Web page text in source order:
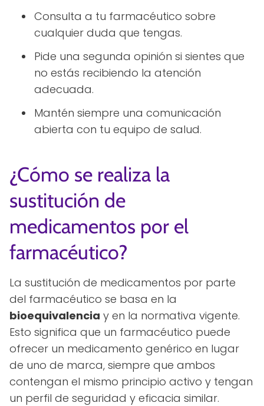
Consulta a tu farmacéutico sobre
cualquier duda que tengas.
Pide una segunda opinión si sientes que
no estás recibiendo la atención
adecuada.
Mantén siempre una comunicación
abierta con tu equipo de salud.
¿Cómo se realiza la
sustitución de
medicamentos por el
farmacéutico?
La sustitución de medicamentos por parte
del farmacéutico se basa en la
bioequivalencia y en la normativa vigente.
Esto significa que un farmacéutico puede
ofrecer un medicamento genérico en lugar
de uno de marca, siempre que ambos
contengan el mismo principio activo y tengan
un perfil de seguridad y eficacia similar.